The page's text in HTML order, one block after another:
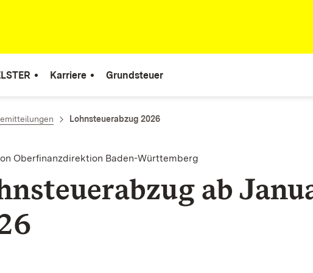
Karriere Grundsteuer
Lohnsteuerabzug 2026
Oberfinanzdirektion Baden-Württemberg
ab